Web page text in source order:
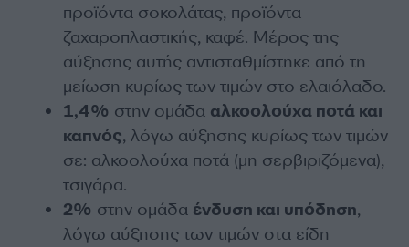
προϊόντα σοκολάτας, προϊόντα
ζαχαροπλαστικής, καφέ. Μέρος της
αύξησης αυτής αντισταθμίστηκε από τη
μείωση κυρίως των τιμών στο ελαιόλαδο.
1,4% στην ομάδα αλκοολούχα ποτά και
καπνός, λόγω αύξησης κυρίως των τιμών
σε: αλκοολούχα ποτά (μη σερβιριζόμενα),
τσιγάρα.
2% στην ομάδα ένδυση και υπόδηση,
λόγω αύξησης των τιμών στα είδη